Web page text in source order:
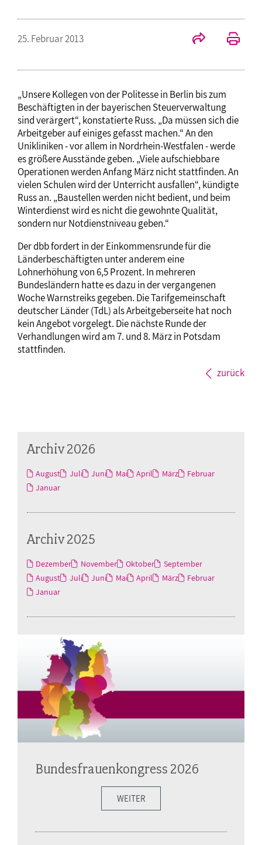
25. Februar 2013
„Unsere Kollegen von der Politesse in Berlin bis zum
Beschäftigten in der bayerischen Steuerverwaltung
sind verärgert“, konstatierte Russ. „Da müssen sich die
Arbeitgeber auf einiges gefasst machen.“ An den
Unikliniken - vor allem in Nordrhein-Westfalen - werde
es größere Ausstände geben. „Viele aufschiebbare
Operationen werden Anfang März nicht stattfinden. An
vielen Schulen wird der Unterricht ausfallen“, kündigte
Russ an. „Baustellen werden nicht bedient, und beim
Winterdienst wird es nicht die gewohnte Qualität,
sondern nur Notdienstniveau geben.“
Der dbb fordert in der Einkommensrunde für die
Länderbeschäftigten unter anderem eine
Lohnerhöhung von 6,5 Prozent. In mehreren
Bundesländern hatte es dazu in der vergangenen
Woche Warnstreiks gegeben. Die Tarifgemeinschaft
deutscher Länder (TdL) als Arbeitgeberseite hat noch
kein Angebot vorgelegt. Die nächste Runde der
Verhandlungen wird am 7. und 8. März in Potsdam
stattfinden.
zurück
Archiv 2026
August Juli Juni Mai April März
Februar
Januar
Archiv 2025
Dezember November Oktober
September
August
Juli Juni Mai April März
Februar
Januar
Bundesfrauenkongress 2026
WEITER